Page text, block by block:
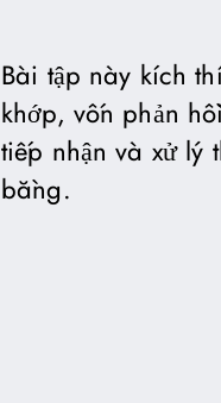
Bài tập này kích
khớp, vốn phản
tiếp nhận và xử lý
bằng.